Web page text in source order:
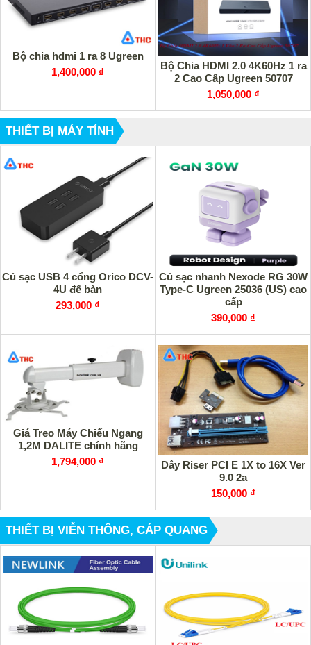
Bộ chia hdmi 1 ra 8 Ugreen
1,400,000 ₫
Bộ Chia HDMI 2.0 4K60Hz 1 ra
2 Cao Cấp Ugreen 50707
1,050,000 ₫
THIẾT BỊ MÁY TÍNH
Củ sạc USB 4 cổng Orico DCV-
4U để bàn
293,000 ₫
Củ sạc nhanh Nexode RG 30W
Type-C Ugreen 25036 (US) cao
cấp
390,000 ₫
Giá Treo Máy Chiếu Ngang
1,2M DALITE chính hãng
1,794,000 ₫
Dây Riser PCI E 1X to 16X Ver
9.0 2a
150,000 ₫
THIẾT BỊ VIỄN THÔNG, CÁP QUANG